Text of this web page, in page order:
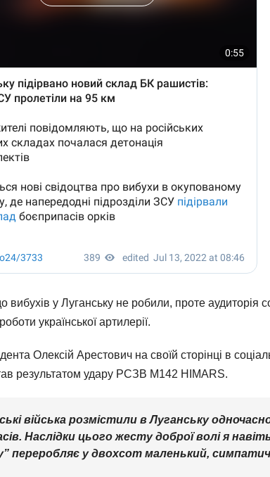
вибухів у Луганську не робили, проте аудиторія
української артилерії.
Олексій Арестович на своїй сторінці в
результатом удару РСЗВ M142 HIMARS.
війська розмістили в Луганську
Наслідки цього жесту доброї волі я
переробляє у двохсот маленький,